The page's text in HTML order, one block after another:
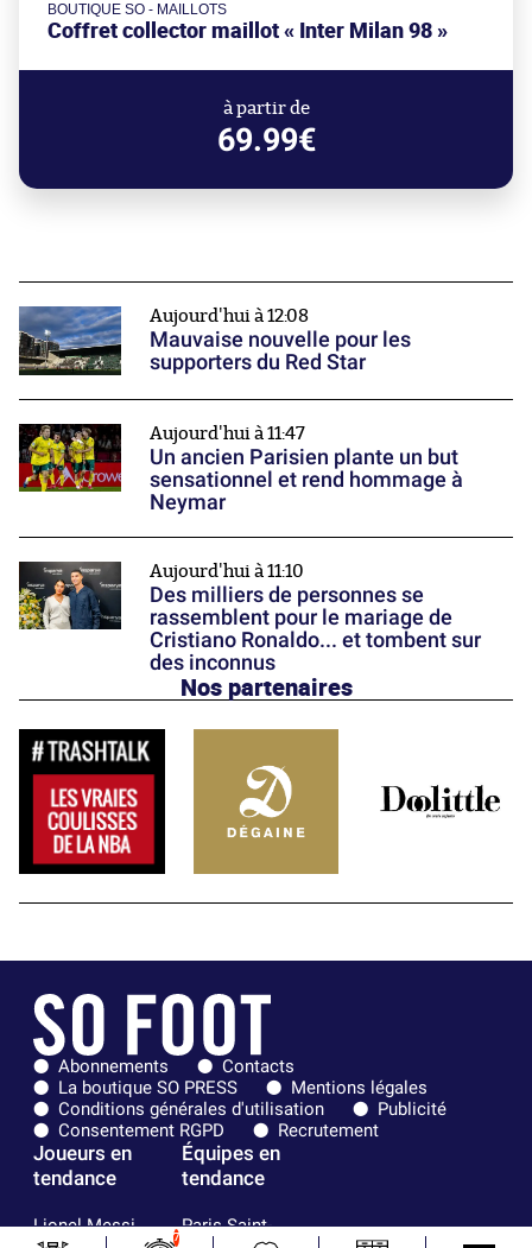
BOUTIQUE SO - MAILLOTS
Coffret collector maillot « Inter Milan 98 »
à partir de
69.99€
Aujourd'hui à 12:08
Mauvaise nouvelle pour les
supporters du Red Star
Aujourd'hui à 11:47
Un ancien Parisien plante un but
sensationnel et rend hommage à
Neymar
Aujourd'hui à 11:10
Des milliers de personnes se
rassemblent pour le mariage de
Cristiano Ronaldo... et tombent sur
des inconnus
Nos partenaires
Abonnements
Contacts
La boutique SO PRESS
Mentions légales
Conditions générales d'utilisation
Publicité
Consentement RGPD
Recrutement
Joueurs en
tendance
Lionel Messi
Équipes en
tendance
Paris Saint-
7